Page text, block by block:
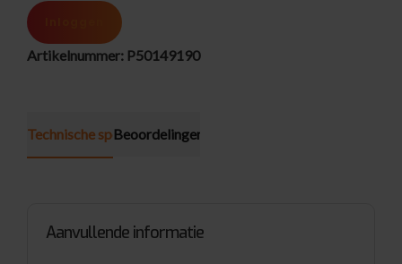
Artikelnummer: P50149190
Technische specificatie
Beoordelingen (0)
Aanvullende informatie